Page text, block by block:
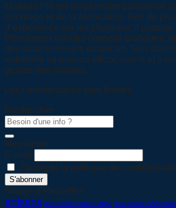
Mathias Pili est un plombier passionné
bricolage et de la rénovation. Fort de
d’expérience sur les chantiers, il partage
Plomberie.com des conseils pratiques,
des astuces issues du terrain. Son
entretenir sa maison efficacement et à
gestes des artisans.
Les commentaires sont fermés.
Rechercher
Newsletter
E-mail
J'accepte la politique de
Nuage d’étiquettes
artisans assurance construction assurance décennale